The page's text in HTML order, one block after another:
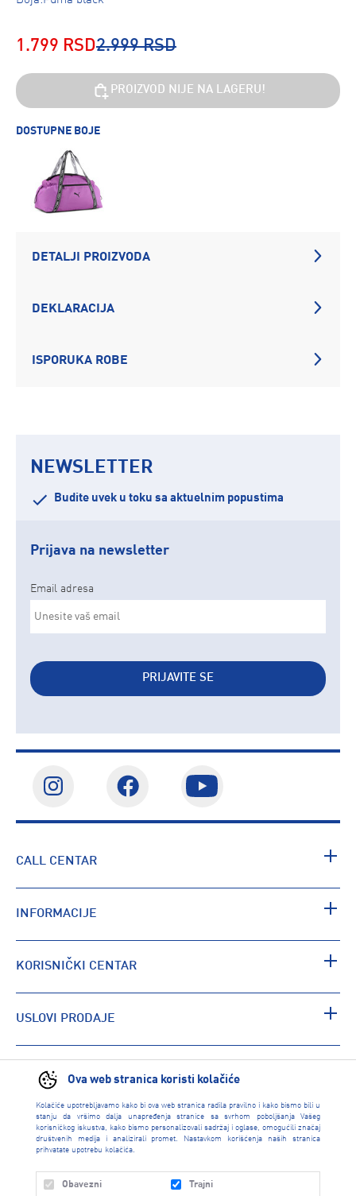
Ova web stranica koristi kolačiće
Kolačiće upotrebljavamo kako bi ova web stranica radila pravilno i kako bismo bili u
stanju da vršimo dalja unapređenja stranice sa svrhom poboljšanja Vašeg
korisničkog iskustva, kako bismo personalizovali sadržaj i oglase, omogućili značaj
društvenih medija i analizirali promet. Nastavkom korišćenja naših stranica
prihvatate upotrebu kolačića.
Obavezni Trajni
1.799 RSD2.999 RSD
PROIZVOD NIJE NA LAGERU!
DOSTUPNE BOJE
DETALJI PROIZVODA
DEKLARACIJA
ISPORUKA ROBE
NEWSLETTER
Budite uvek u toku sa aktuelnim popustima
Prijava na newsletter
Email adresa
PRIJAVITE SE
CALL CENTAR
INFORMACIJE
KORISNIČKI CENTAR
USLOVI PRODAJE
PRONAĐI RADNJU